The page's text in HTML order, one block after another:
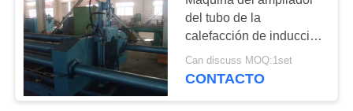
POLICYGranallado
Máquinas
del tubo de la
calefacción de inducción
fácil actuar eficacia alta
Can discuss MOQ:1set
CONTACTO